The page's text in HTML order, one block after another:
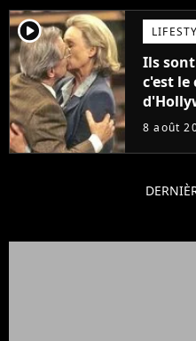
player2
Ils
c'est le
avancé
8 août